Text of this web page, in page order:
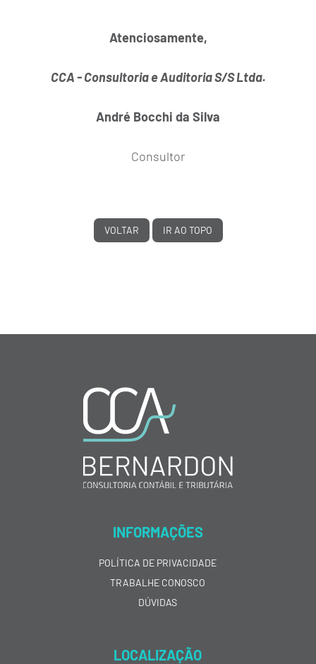
Atenciosamente,
CCA - Consultoria e Auditoria S/S Ltda.
André Bocchi da Silva
Consultor
VOLTAR IR AO TOPO
INFORMAÇÕES
POLÍTICA DE PRIVACIDADE
TRABALHE CONOSCO
DÚVIDAS
LOCALIZAÇÃO